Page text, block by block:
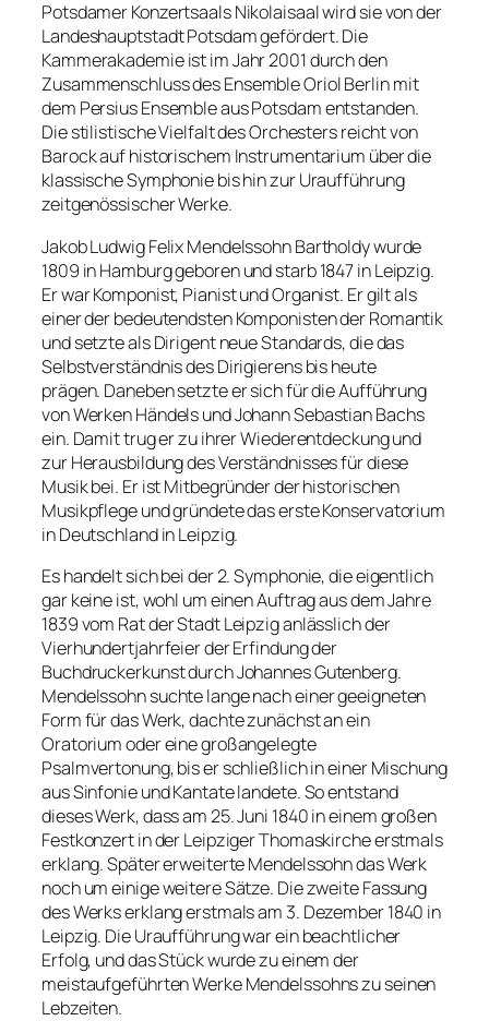
Potsdamer Konzertsaals Nikolaisaal wird sie von der
Landeshauptstadt Potsdam gefördert. Die
Kammerakademie ist im Jahr 2001 durch den
Zusammenschluss des Ensemble Oriol Berlin mit
dem Persius Ensemble aus Potsdam entstanden.
Die stilistische Vielfalt des Orchesters reicht von
Barock auf historischem Instrumentarium über die
klassische Symphonie bis hin zur Uraufführung
zeitgenössischer Werke.
Jakob Ludwig Felix Mendelssohn Bartholdy wurde
1809 in Hamburg geboren und starb 1847 in Leipzig.
Er war Komponist, Pianist und Organist. Er gilt als
einer der bedeutendsten Komponisten der Romantik
und setzte als Dirigent neue Standards, die das
Selbstverständnis des Dirigierens bis heute
prägen. Daneben setzte er sich für die Aufführung
von Werken Händels und Johann Sebastian Bachs
ein. Damit trug er zu ihrer Wiederentdeckung und
zur Herausbildung des Verständnisses für diese
Musik bei. Er ist Mitbegründer der historischen
Musikpflege und gründete das erste Konservatorium
in Deutschland in Leipzig.
Es handelt sich bei der 2. Symphonie, die eigentlich
gar keine ist, wohl um einen Auftrag aus dem Jahre
1839 vom Rat der Stadt Leipzig anlässlich der
Vierhundertjahrfeier der Erfindung der
Buchdruckerkunst durch Johannes Gutenberg.
Mendelssohn suchte lange nach einer geeigneten
Form für das Werk, dachte zunächst an ein
Oratorium oder eine großangelegte
Psalmvertonung, bis er schließlich in einer Mischung
aus Sinfonie und Kantate landete. So entstand
dieses Werk, dass am 25. Juni 1840 in einem großen
Festkonzert in der Leipziger Thomaskirche erstmals
erklang. Später erweiterte Mendelssohn das Werk
noch um einige weitere Sätze. Die zweite Fassung
des Werks erklang erstmals am 3. Dezember 1840 in
Leipzig. Die Uraufführung war ein beachtlicher
Erfolg, und das Stück wurde zu einem der
meistaufgeführten Werke Mendelssohns zu seinen
Lebzeiten.